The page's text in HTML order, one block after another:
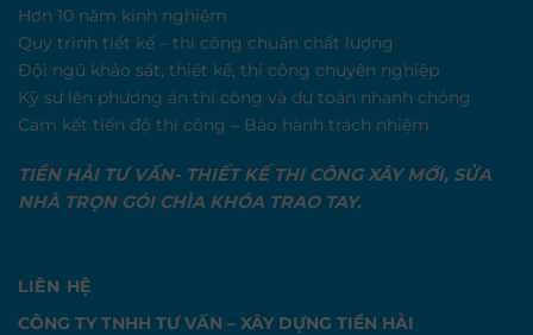
Hơn 10 năm kinh nghiệm
Quy trình tiết kế – thi công chuẩn chất lượng
Đội ngũ khảo sát, thiết kế, thi công chuyên nghiệp
Kỹ sư lên phương án thi công và dự toán nhanh chóng
Cam kết tiến độ thi công – Bảo hành trách nhiệm
TIỀN HẢI TƯ VẤN- THIẾT KẾ THI CÔNG XÂY MỚI, SỬA
NHÀ TRỌN GÓI CHÌA KHÓA TRAO TAY.
LIÊN HỆ
CÔNG TY TNHH TƯ VẤN – XÂY DỰNG TIỀN HẢI